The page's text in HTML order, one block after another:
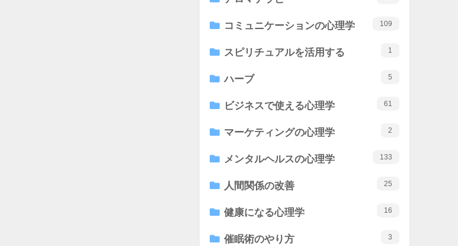
コミュニケーションの心理学 109
スピリチュアルを活用する 1
ハーブ 5
ビジネスで使える心理学 61
マーケティングの心理学 2
メンタルヘルスの心理学 133
人間関係の改善 25
健康になる心理学 16
催眠術のやり方 3